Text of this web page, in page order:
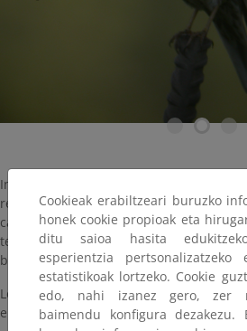
Información relativa a la caza como
recreativa. Se incluyen las
capturas por especie, la superficie
terrenos cinegéticos, y otras
beneficios económicos
Los resultados anuales se publican en
el año de referencia.
Cookieak erabiltzeari buruzko
honek cookie propioak eta
ditu saioa hasita
esperientzia pertsonalizatzeko
estatistikoak lortzeko. Cookie
edo, nahi izanez gero, zer
baimendu konfigura dezakezu.